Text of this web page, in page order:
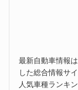
最新自動車情報
した総合情報サ
人気車種ランキ